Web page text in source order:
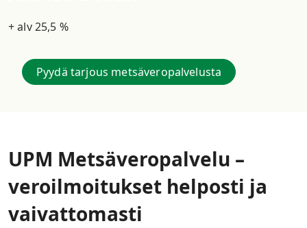
+ alv 25,5 %
Pyydä tarjous metsäveropalvelusta
UPM Metsäveropalvelu –
veroilmoitukset helposti ja
vaivattomasti